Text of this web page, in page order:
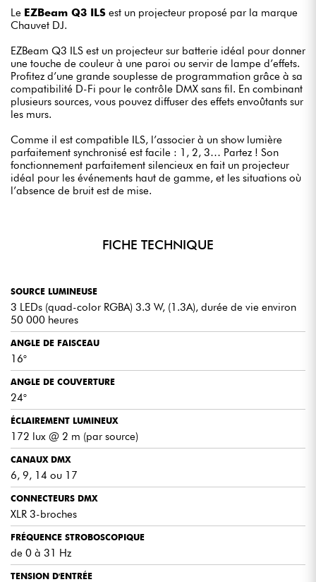
Le EZBeam Q3 ILS est un projecteur proposé par la marque
Chauvet DJ.
EZBeam Q3 ILS est un projecteur sur batterie idéal pour donner
une touche de couleur à une paroi ou servir de lampe d’effets.
Profitez d’une grande souplesse de programmation grâce à sa
compatibilité D-Fi pour le contrôle DMX sans fil. En combinant
plusieurs sources, vous pouvez diffuser des effets envoûtants sur
les murs.
Comme il est compatible ILS, l’associer à un show lumière
parfaitement synchronisé est facile : 1, 2, 3… Partez ! Son
fonctionnement parfaitement silencieux en fait un projecteur
idéal pour les événements haut de gamme, et les situations où
l’absence de bruit est de mise.
FICHE TECHNIQUE
SOURCE LUMINEUSE
3 LEDs (quad-color RGBA) 3.3 W, (1.3A), durée de vie environ
50 000 heures
ANGLE DE FAISCEAU
16°
ANGLE DE COUVERTURE
24°
ÉCLAIREMENT LUMINEUX
172 lux @ 2 m (par source)
CANAUX DMX
6, 9, 14 ou 17
CONNECTEURS DMX
XLR 3-broches
FRÉQUENCE STROBOSCOPIQUE
de 0 à 31 Hz
TENSION D'ENTRÉE